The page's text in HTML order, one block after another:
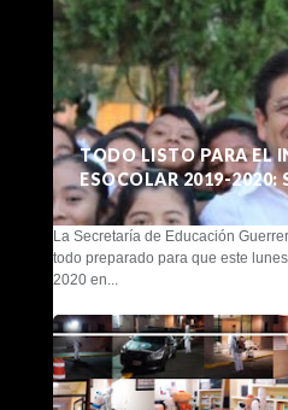
TODO LISTO PARA EL
ESOCOLAR 2019-2020:
La Secretaría de Educación
todo preparado para que este
2020 en...